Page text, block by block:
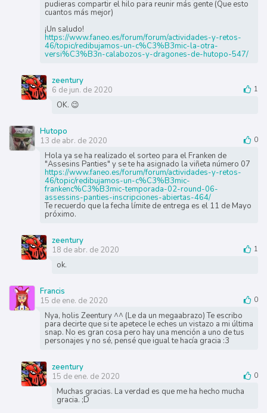
pudieras compartir el hilo para reunir más gente (Que esto
cuantos más mejor)
¡Un saludo!
https://www.faneo.es/forum/forum/actividades-y-retos-
46/topic/redibujamos-un-c%C3%B3mic-la-otra-
versi%C3%B3n-calabozos-y-dragones-de-hutopo-547/
zeentury
6 de jun. de 2020
1
OK. 😉
Hutopo
13 de abr. de 2020
0
Hola ya se ha realizado el sorteo para el Franken de
"Assesins Panties" y se te ha asignado la viñeta número 07
https://www.faneo.es/forum/forum/actividades-y-retos-
46/topic/redibujamos-un-c%C3%B3mic-
frankenc%C3%B3mic-temporada-02-round-06-
assessins-panties-inscripciones-abiertas-464/
Te recuerdo que la fecha límite de entrega es el 11 de Mayo
próximo.
zeentury
18 de abr. de 2020
1
ok.
Francis
15 de ene. de 2020
0
Nya, holis Zeentury ^^ (Le da un megaabrazo) Te escribo
para decirte que si te apetece le eches un vistazo a mi última
snap. No es gran cosa pero hay una mención a uno de tus
personajes y no sé, pensé que igual te hacía gracia :3
zeentury
15 de ene. de 2020
0
Muchas gracias. La verdad es que me ha hecho mucha
gracia. ;D